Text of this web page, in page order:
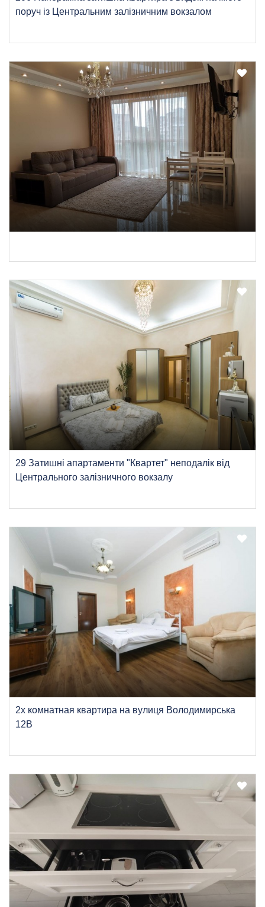
поруч із Центральним залізничним вокзалом
29 Затишні апартаменти "Квартет" неподалік від
Центрального залізничного вокзалу
2х комнатная квартира на вулиця Володимирська
12В